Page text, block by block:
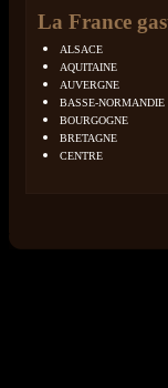
La France
ALSACE
AQUITAINE
AUVERGNE
BASSE-NORMANDIE
BOURGOGNE
BRETAGNE
CENTRE